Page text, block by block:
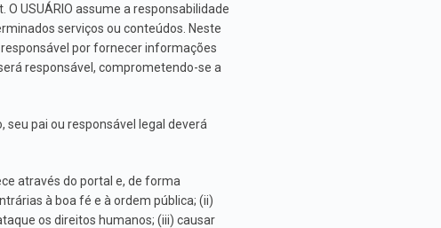
USUÁRIO assume a responsabilidade
serviços ou conteúdos. Neste
por fornecer informações
responsável, comprometendo-se a
seu pai ou responsável legal deverá
através do portal e, de forma
à boa fé e à ordem pública; (ii)
os direitos humanos; (iii) causar